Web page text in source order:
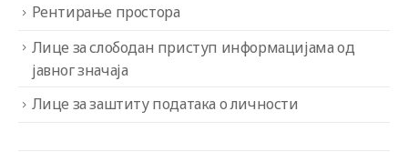
Рентирање простора
Лице за слободан приступ информацијама од
јавног значаја
Лице за заштиту података о личности